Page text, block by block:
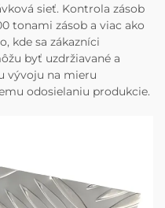
sieť. Kontrola zásob
tonami zásob a viac ako
kde sa zákazníci
byť uzdržiavané a
vývoju na mieru
odosielaniu produkcie.